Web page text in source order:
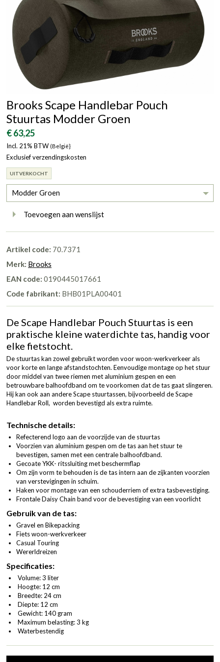
Brooks Scape Handlebar Pouch
Stuurtas Modder Groen
€ 63,25
Incl. 21% BTW (België}
Exclusief verzendingskosten
UITVERKOCHT
Modder Groen
Toevoegen aan wenslijst
Artikel code: 70.7371
Merk: Brooks
EAN code: 0190445017661
Code fabrikant: BHB01PLA00401
De Scape Handlebar Pouch Stuurtas is een
praktische kleine waterdichte tas, handig voor
elke fietstocht.
De stuurtas kan zowel gebruikt worden voor woon-werkverkeer als
voor korte en lange afstandstochten. Eenvoudige montage op het stuur
door middel van twee riemen met aluminium gespen en een
betrouwbare balhoofdband om te voorkomen dat de tas gaat slingeren.
Hij kan ook aan andere Scape stuurtassen, bijvoorbeeld de Scape
Handlebar Roll, worden bevestigd als extra ruimte.
Technische details:
Refecterend logo aan de voorzijde van de stuurtas
Voorzien van aluminium gespen om de tas aan het stuur te
bevestigen, samen met een centrale balhoofdband.
Gecoate YKK- ritssluiting met beschermflap
Om zijn vorm te behouden is de tas intern aan de zijkanten voorzien
van verstevigingen in schuim.
Haken voor montage van een schouderriem of extra tasbevestiging.
Frontale Daisy Chain band voor de bevestiging van een voorlicht
Gebruik van de tas:
Gravel en Bikepacking
Fiets woon-werkverkeer
Casual Touring
Wererldreizen
Specificaties:
Volume: 3 liter
Hoogte: 12 cm
Breedte: 24 cm
Diepte: 12 cm
Gewicht: 140 gram
Maximum belasting: 3 kg
Waterbestendig